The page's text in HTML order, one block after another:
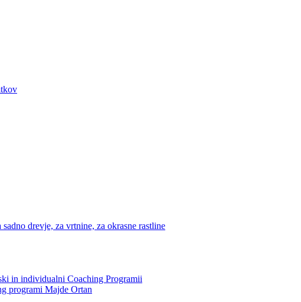
drevje, za vrtnine, za okrasne rastline
in individualni Coaching Programii
programi Majde Ortan